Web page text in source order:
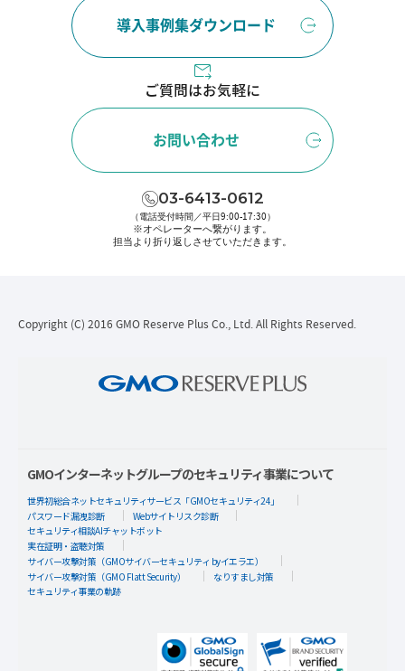
導入事例集ダウンロード
ご質問はお気軽に
お問い合わせ
03-6413-0612
（電話受付時間／平日9:00-17:30）
※オペレーターへ繋がります。
担当より折り返しさせていただきます。
Copyright (C) 2016 GMO Reserve Plus Co., Ltd. All Rights Reserved.
GMOインターネットグループのセキュリティ事業について
世界初総合ネットセキュリティサービス「GMOセキュリティ24」
パスワード漏洩診断
Webサイトリスク診断
セキュリティ相談AIチャットボット
実在証明・盗聴対策
サイバー攻撃対策（GMOサイバーセキュリティ byイエラエ）
サイバー攻撃対策（GMO Flatt Security）
なりすまし対策
セキュリティ事業の軌跡